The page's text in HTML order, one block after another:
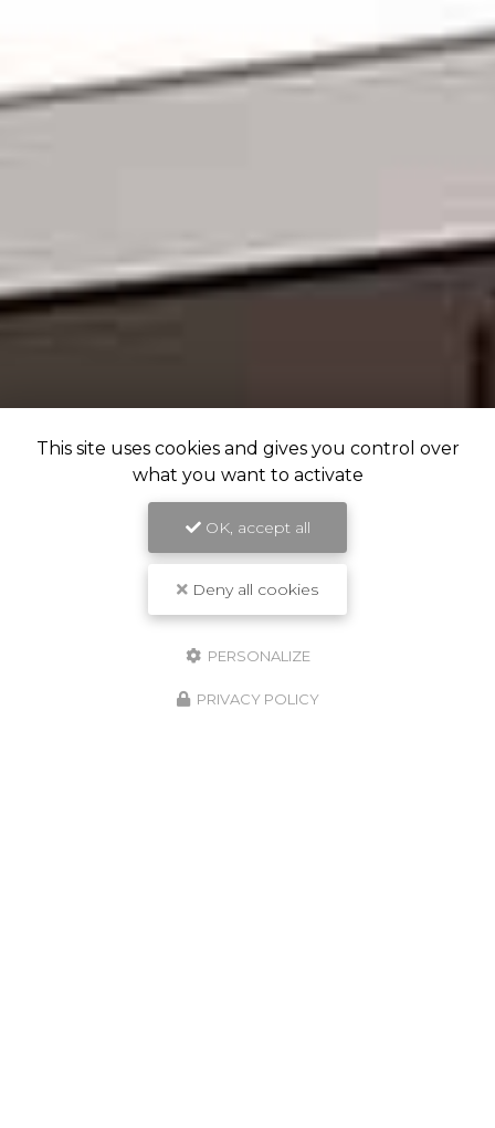
This site uses cookies and gives you control over
what you want to activate
OK, accept all
Deny all cookies
PERSONALIZE
PRIVACY POLICY